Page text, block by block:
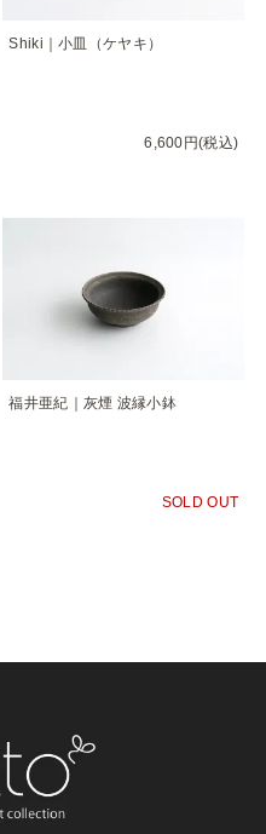
Shiki｜小皿（ケヤキ）
6,600円(税込)
福井亜紀｜灰煙 波縁小鉢
SOLD OUT